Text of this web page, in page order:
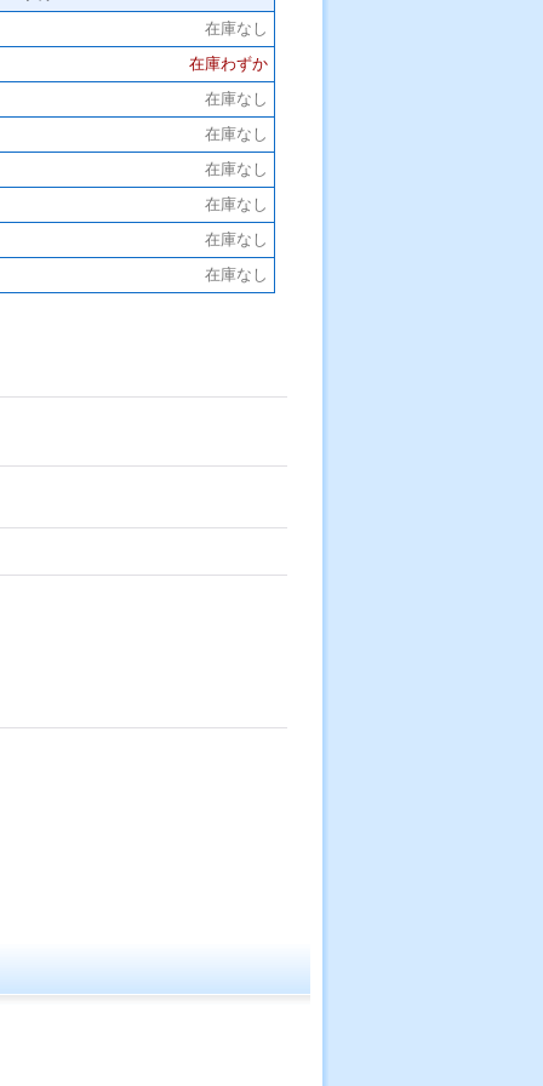
在庫なし
在庫わずか
在庫なし
在庫なし
在庫なし
在庫なし
在庫なし
在庫なし